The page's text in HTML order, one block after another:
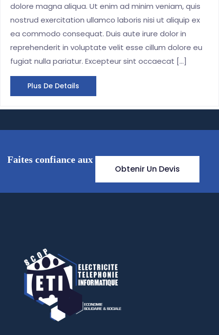
dolore magna aliqua. Ut enim ad minim veniam, quis
nostrud exercitation ullamco laboris nisi ut aliquip ex
ea commodo consequat. Duis aute irure dolor in
reprehenderit in voluptate velit esse cillum dolore eu
fugiat nulla pariatur. Excepteur sint occaecat […]
Plus De Details
Faites confiance aux professionnels
Obtenir Un Devis